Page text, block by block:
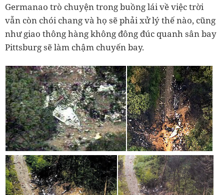
Germanao trò chuyện trong buồng lái về việc trời
vẫn còn chói chang và họ sẽ phải xử lý thế nào, cũng
như giao thông hàng không đông đúc quanh sân bay
Pittsburg sẽ làm chậm chuyến bay.